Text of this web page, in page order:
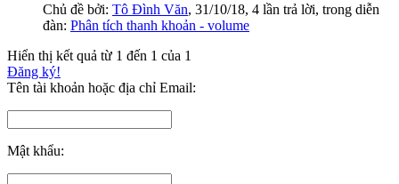
Chủ đề bởi: Tô Đình Văn, 31/10/18, 4 lần trả lời, trong diễn
đàn: Phân tích thanh khoản - volume
Hiển thị kết quả từ 1 đến 1 của 1
Đăng ký!
Tên tài khoản hoặc địa chỉ Email:
Mật khẩu: